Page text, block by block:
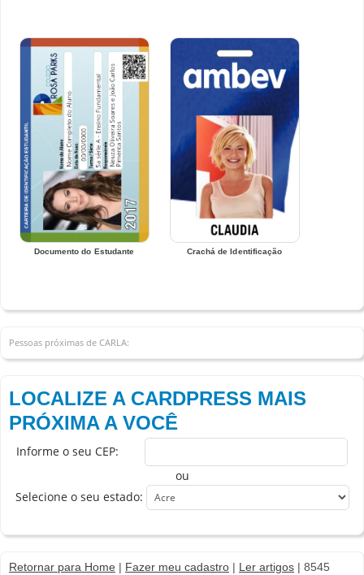
Documento do Estudante Crachá de Identificação
Pessoas próximas de CARLA:
LOCALIZE A CARDPRESS MAIS
PRÓXIMA A VOCÊ
Informe o seu CEP:
ou
Selecione o seu estado:
Retornar para Home | Fazer meu cadastro | Ler artigos | 8545